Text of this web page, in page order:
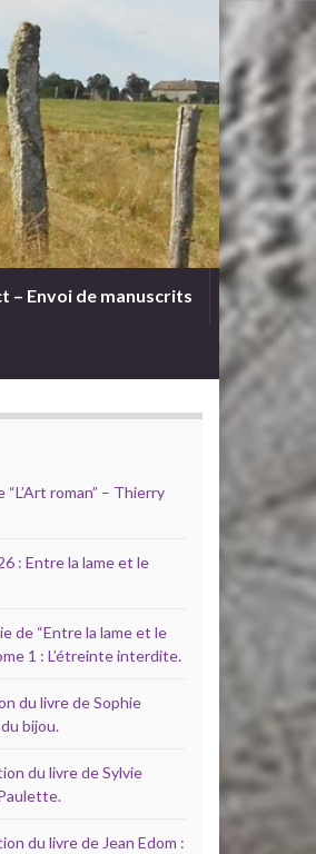
– Envoi de manuscrits
roman” – Thierry
: Entre la lame et le
de “Entre la lame et le
1 : L’étreinte interdite.
du livre de Sophie
bijou.
du livre de Sylvie
du livre de Jean Edom :